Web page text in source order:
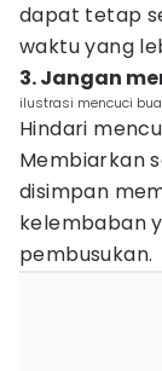
dapat tetap
waktu yang
3. Jangan
ilustrasi mencuci
Hindari
Membiarkan
disimpan
kelembaban
pembusukan.